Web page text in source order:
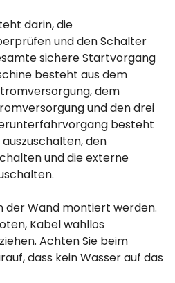
darin, die
und den Schalter
sichere Startvorgang
besteht aus dem
dem
und den drei
besteht
den
und die externe
der Wand montiert werden.
Kabel wahllos
Achten Sie beim
dass kein Wasser auf das